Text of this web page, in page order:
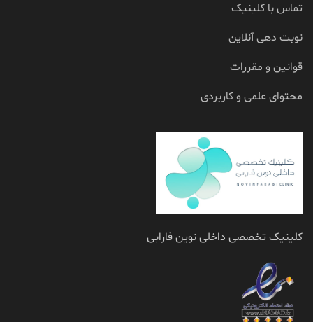
تماس با کلینیک
نوبت دهی آنلاین
قوانین و مقررات
محتوای علمی و کاربردی
کلینیک تخصصی داخلی نوین فارابی